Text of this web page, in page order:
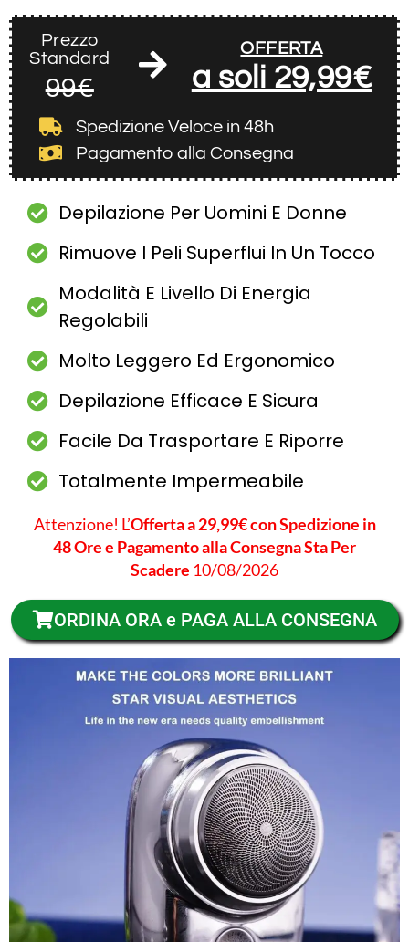
Prezzo
Standard
99€
OFFERTA
a soli 29,99€
Spedizione Veloce in 48h
Pagamento alla Consegna
Depilazione Per Uomini E Donne
Rimuove I Peli Superflui In Un Tocco
Modalità E Livello Di Energia
Regolabili
Molto Leggero Ed Ergonomico
Depilazione Efficace E Sicura
Facile Da Trasportare E Riporre
Totalmente Impermeabile
Attenzione! L’Offerta a 29,99€ con Spedizione in
48 Ore e Pagamento alla Consegna Sta Per
Scadere 10/08/2026
ORDINA ORA e PAGA ALLA CONSEGNA